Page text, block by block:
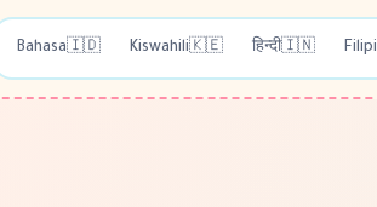
🇮🇳
हिन्दी
🇰🇪
Kiswahili
🇮🇩
Bahasa